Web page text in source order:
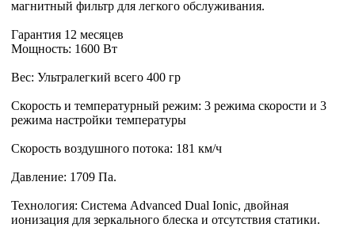
магнитный фильтр для легкого обслуживания.
Гарантия 12 месяцев
Мощность: 1600 Вт
Вес: Ультралегкий всего 400 гр
Скорость и температурный режим: 3 режима скорости и 3
режима настройки температуры
Скорость воздушного потока: 181 км/ч
Давление: 1709 Па.
Технология: Система Advanced Dual Ionic, двойная
ионизация для зеркального блеска и отсутствия статики.